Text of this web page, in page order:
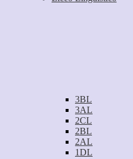
3BL
3AL
2CL
2BL
2AL
1DL